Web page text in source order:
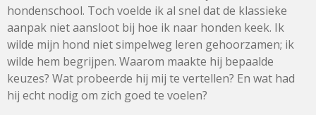
hondenschool. Toch voelde ik al snel dat de klassieke
aanpak niet aansloot bij hoe ik naar honden keek. Ik
wilde mijn hond niet simpelweg leren gehoorzamen; ik
wilde hem begrijpen. Waarom maakte hij bepaalde
keuzes? Wat probeerde hij mij te vertellen? En wat had
hij echt nodig om zich goed te voelen?